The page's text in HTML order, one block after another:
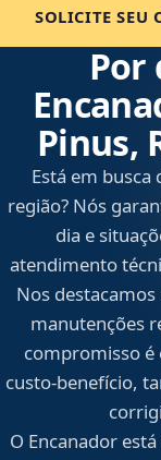
SOLICITE SEU
Por
Pinus,
Está em
região? Nós
dia e
atendimento
Nos
manutenções
compromisso é
custo-benefício,
O Encanador